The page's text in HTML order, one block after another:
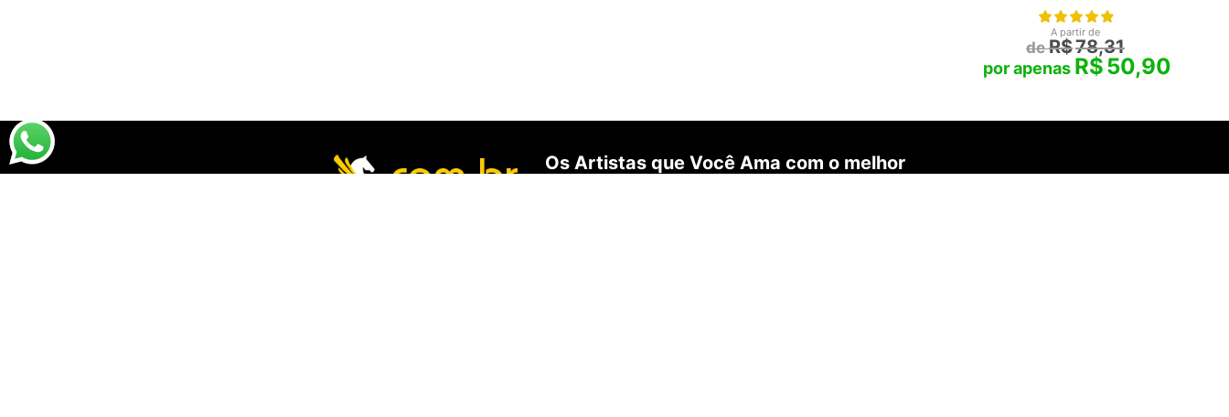
A partir de
R$78,31
R$50,90
Os Artistas que Você Ama com o melhor